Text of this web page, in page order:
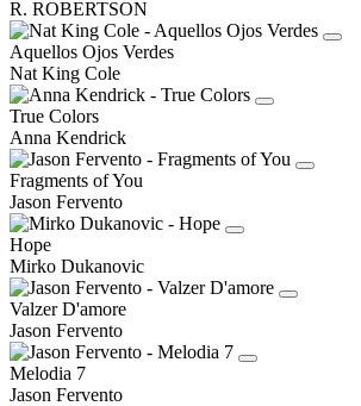
R. ROBERTSON
Aquellos Ojos Verdes
Nat King Cole
True Colors
Anna Kendrick
Fragments of You
Jason Fervento
Hope
Mirko Dukanovic
Valzer D'amore
Jason Fervento
Melodia 7
Jason Fervento